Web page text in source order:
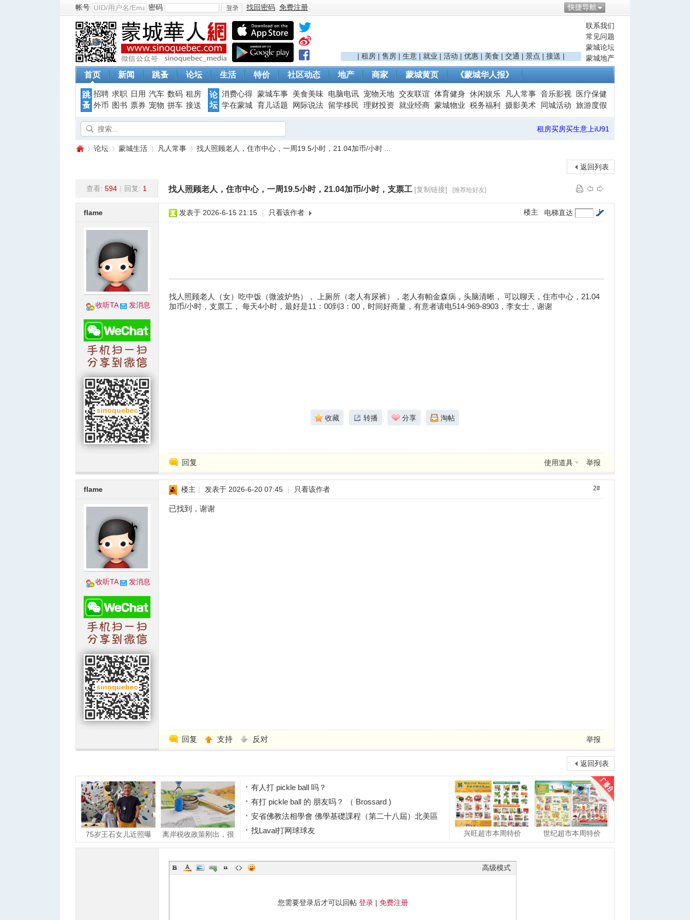
快捷导航
帐号 密码
登
找回密码 免费注册
联系我们
常见问题
蒙城论坛
蒙城地产
| 租房 | 售房 | 生意 | 就业 | 活动 | 优惠 | 美食 | 交通 | 景点 | 接送 |
首页 新闻 跳蚤 论坛 生活 特价 社区动态 地产 商家 蒙城黄页 《蒙城华人报》
跳
蚤
招聘 求职 日用 汽车 数码 租房
外币
图书 票券 宠物 拼车 接送
论
坛
消费心得 蒙城车事 美食美味 电脑电讯 宠物天地 交友联谊 体育健身 休闲娱乐 凡人常事 音乐影视
医疗保健
学在蒙城 育儿话题 网际说法 留学移民 理财投资 就业经商 蒙城物业 税务福利 摄影美术 同城活动 旅游度假
租房买房买生意上iU91
»
论坛
›
蒙城生活 凡人常事
›
找人照顾老人，住市中心，一周19.5小时，21.04加币/小时 ...
返回列表
查看: 594 | 回复: 1 找人照顾老人，住市中心，一周19.5小时，21.04加币/小时，支票工 [复制链接] [推荐给好友]
flame
收听TA 发消息
电梯直达
楼主
发表于 2026-6-15 21:15 | 只看该作者
找人照顾老人（女）吃中饭（微波炉热）， 上厕所（老人有尿裤），老人有帕金森病，头脑清晰， 可以聊天，住市中心，21.04
加币/小时，支票工， 每天4小时，最好是11：00到3：00，时间好商量，有意者请电514-969-8903，李女士，谢谢
收藏 转播 分享 淘帖
回复 使用道具 举报
flame
收听TA 发消息
2#
楼主 | 发表于 2026-6-20 07:45 | 只看该作者
已找到，谢谢
回复 支持 反对 举报
返回列表
75岁王石女儿近照曝
光，小姑娘笑容灿烂
离岸税收政策刚出，很
多有钱人就开始离婚了
有人打 pickle ball 吗？
有打 pickle ball 的 朋友吗？ （ Brossard )
安省佛教法相學會 佛學基礎課程（第二十八屆）北美區
找Laval打网球球友
找住西岛的网球球友
兴旺超市本周特价 世纪超市本周特价
高级模式
您需要登录后才可以回帖 登录| 免费注册